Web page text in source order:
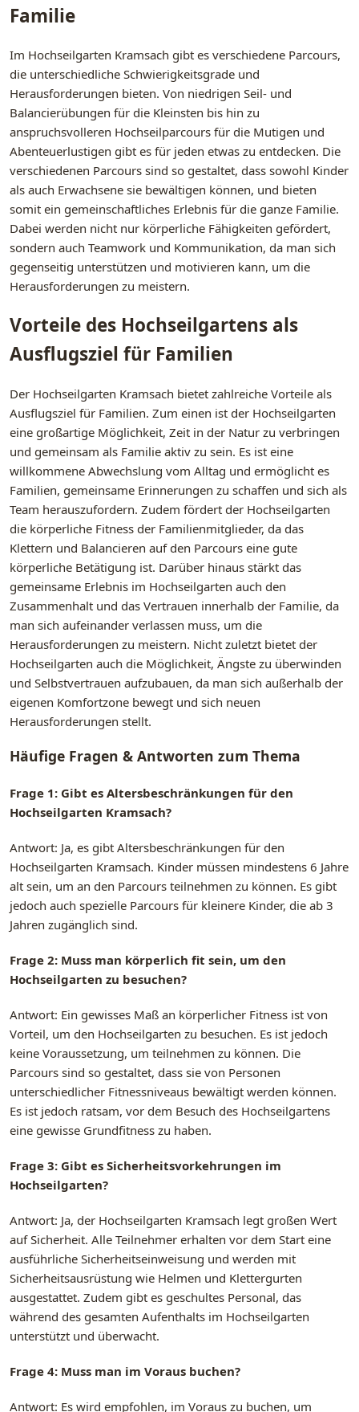
Familie
Im Hochseilgarten Kramsach gibt es verschiedene Parcours,
die unterschiedliche Schwierigkeitsgrade und
Herausforderungen bieten. Von niedrigen Seil- und
Balancierübungen für die Kleinsten bis hin zu
anspruchsvolleren Hochseilparcours für die Mutigen und
Abenteuerlustigen gibt es für jeden etwas zu entdecken. Die
verschiedenen Parcours sind so gestaltet, dass sowohl Kinder
als auch Erwachsene sie bewältigen können, und bieten
somit ein gemeinschaftliches Erlebnis für die ganze Familie.
Dabei werden nicht nur körperliche Fähigkeiten gefördert,
sondern auch Teamwork und Kommunikation, da man sich
gegenseitig unterstützen und motivieren kann, um die
Herausforderungen zu meistern.
Vorteile des Hochseilgartens als
Ausflugsziel für Familien
Der Hochseilgarten Kramsach bietet zahlreiche Vorteile als
Ausflugsziel für Familien. Zum einen ist der Hochseilgarten
eine großartige Möglichkeit, Zeit in der Natur zu verbringen
und gemeinsam als Familie aktiv zu sein. Es ist eine
willkommene Abwechslung vom Alltag und ermöglicht es
Familien, gemeinsame Erinnerungen zu schaffen und sich als
Team herauszufordern. Zudem fördert der Hochseilgarten
die körperliche Fitness der Familienmitglieder, da das
Klettern und Balancieren auf den Parcours eine gute
körperliche Betätigung ist. Darüber hinaus stärkt das
gemeinsame Erlebnis im Hochseilgarten auch den
Zusammenhalt und das Vertrauen innerhalb der Familie, da
man sich aufeinander verlassen muss, um die
Herausforderungen zu meistern. Nicht zuletzt bietet der
Hochseilgarten auch die Möglichkeit, Ängste zu überwinden
und Selbstvertrauen aufzubauen, da man sich außerhalb der
eigenen Komfortzone bewegt und sich neuen
Herausforderungen stellt.
Häufige Fragen & Antworten zum Thema
Frage 1: Gibt es Altersbeschränkungen für den
Hochseilgarten Kramsach?
Antwort: Ja, es gibt Altersbeschränkungen für den
Hochseilgarten Kramsach. Kinder müssen mindestens 6 Jahre
alt sein, um an den Parcours teilnehmen zu können. Es gibt
jedoch auch spezielle Parcours für kleinere Kinder, die ab 3
Jahren zugänglich sind.
Frage 2: Muss man körperlich fit sein, um den
Hochseilgarten zu besuchen?
Antwort: Ein gewisses Maß an körperlicher Fitness ist von
Vorteil, um den Hochseilgarten zu besuchen. Es ist jedoch
keine Voraussetzung, um teilnehmen zu können. Die
Parcours sind so gestaltet, dass sie von Personen
unterschiedlicher Fitnessniveaus bewältigt werden können.
Es ist jedoch ratsam, vor dem Besuch des Hochseilgartens
eine gewisse Grundfitness zu haben.
Frage 3: Gibt es Sicherheitsvorkehrungen im
Hochseilgarten?
Antwort: Ja, der Hochseilgarten Kramsach legt großen Wert
auf Sicherheit. Alle Teilnehmer erhalten vor dem Start eine
ausführliche Sicherheitseinweisung und werden mit
Sicherheitsausrüstung wie Helmen und Klettergurten
ausgestattet. Zudem gibt es geschultes Personal, das
während des gesamten Aufenthalts im Hochseilgarten
unterstützt und überwacht.
Frage 4: Muss man im Voraus buchen?
Antwort: Es wird empfohlen, im Voraus zu buchen, um